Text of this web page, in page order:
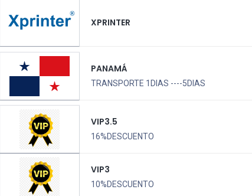
XPRINTER
PANAMÁ
TRANSPORTE 1DIAS ----5DIAS
VIP3.5
16%DESCUENTO
VIP3
10%DESCUENTO